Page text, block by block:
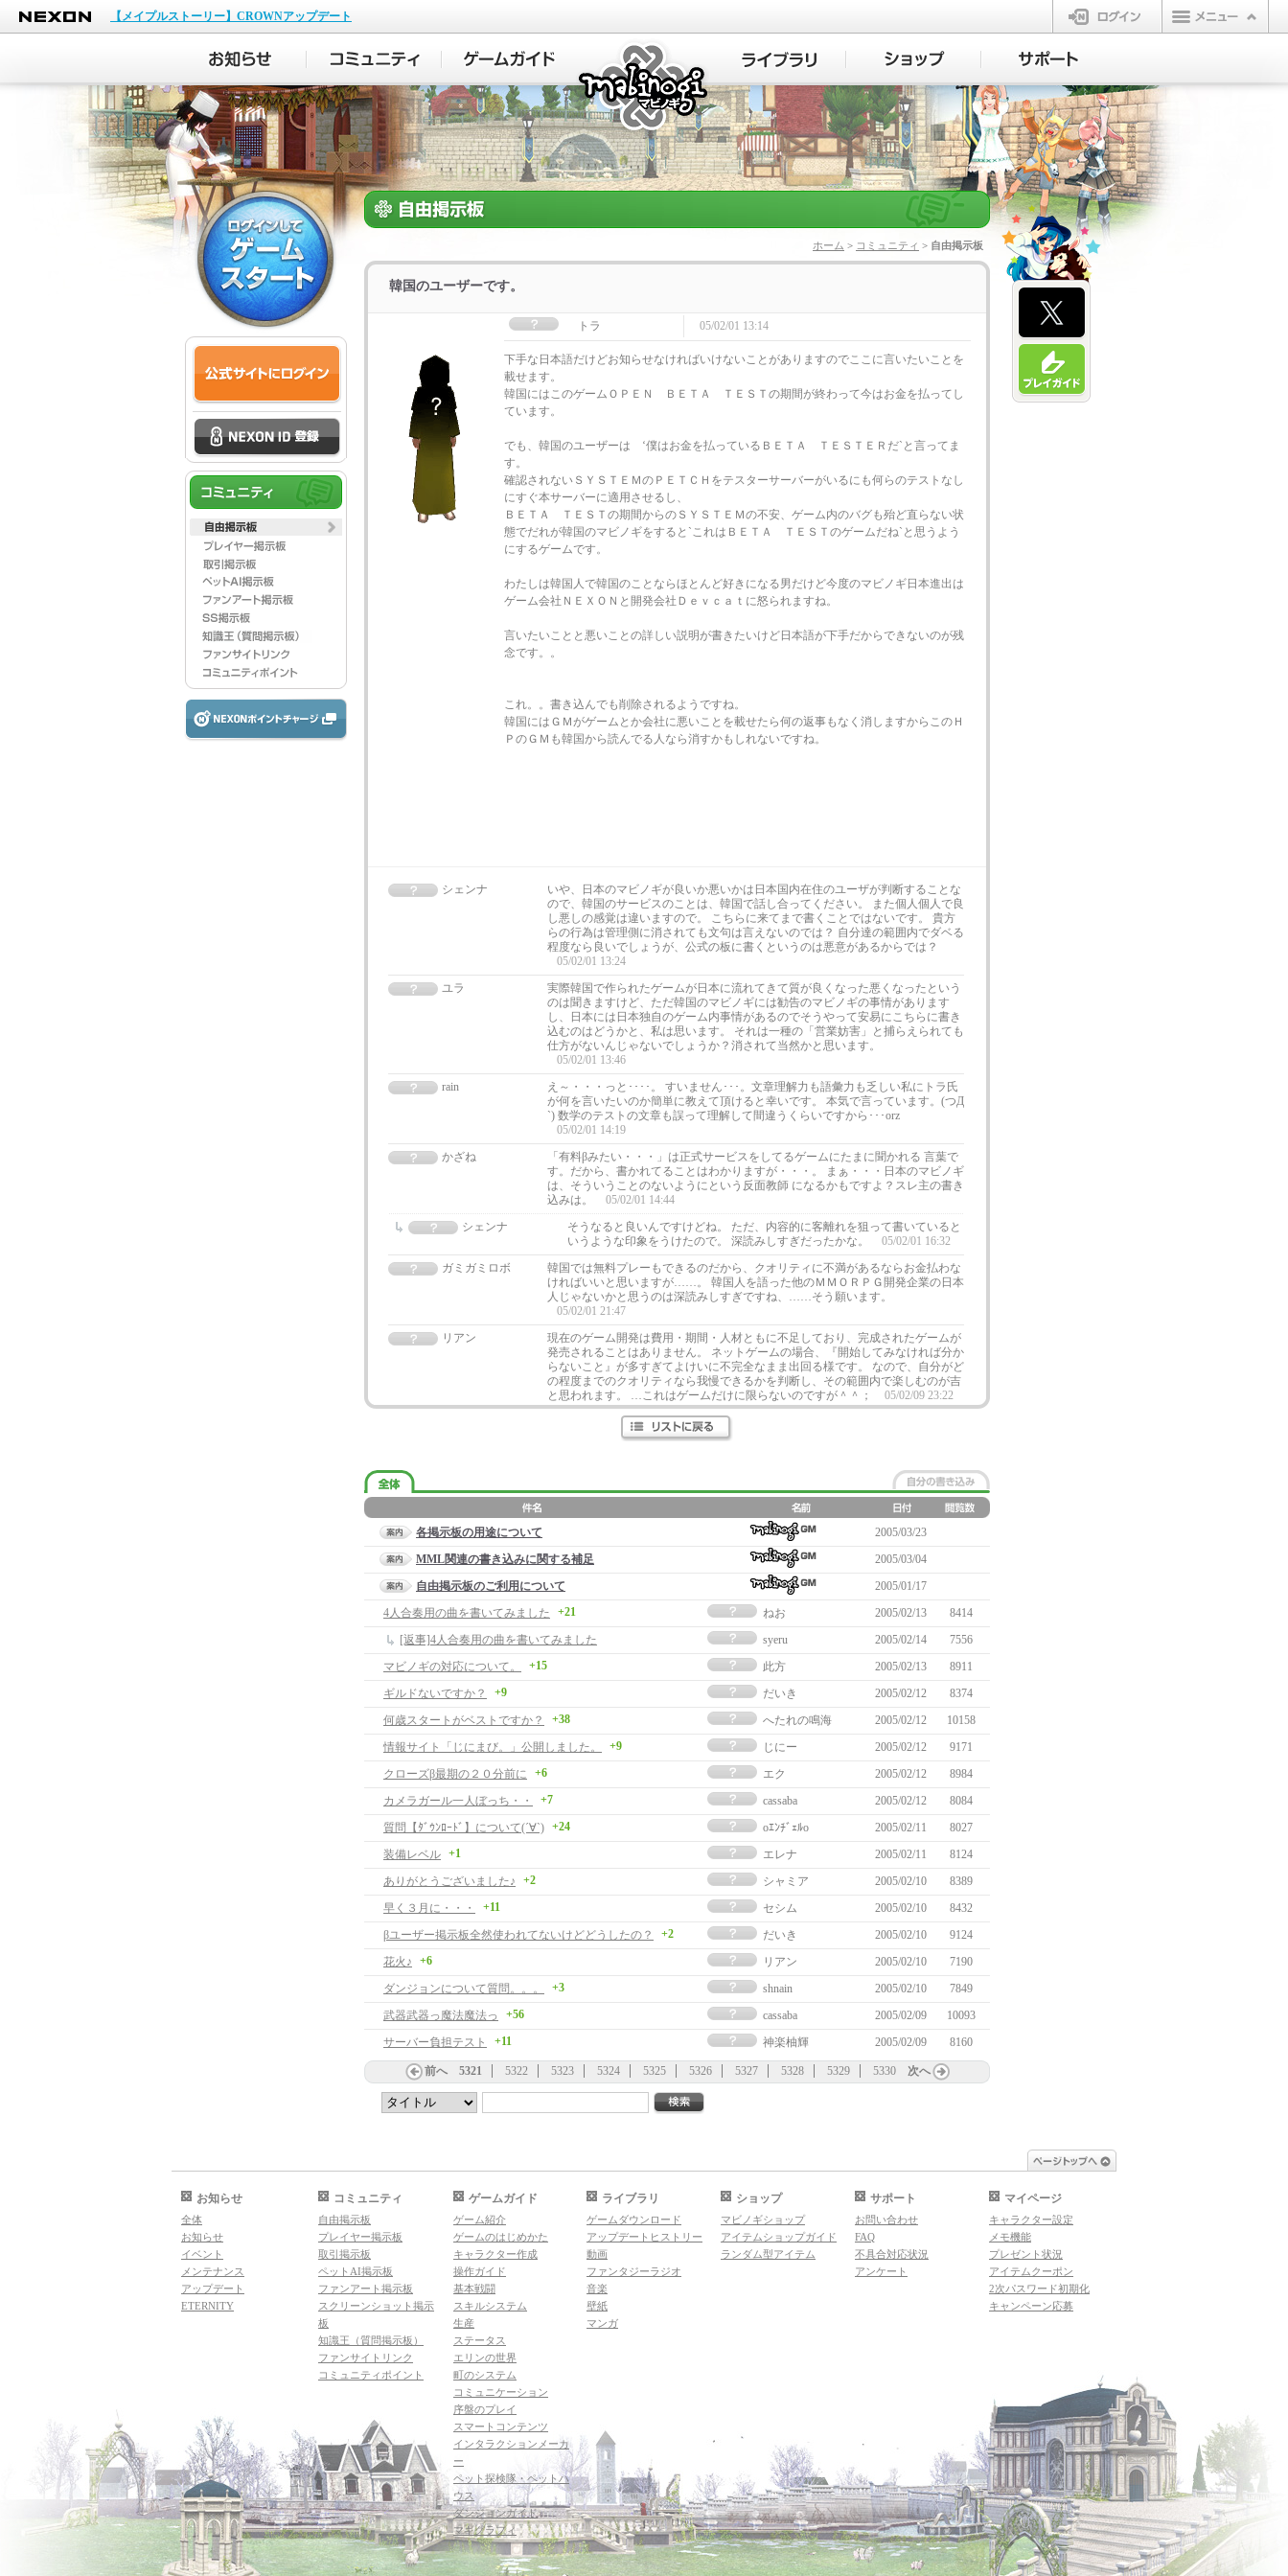
NEXON
【メイプルストーリー】CROWNアップデート
ログイン
マビノギ
ホーム > コミュニティ > 自由掲示板
韓国のユーザーです。
トラ 05/02/01 13:14
下手な日本語だけどお知らせなければいけないことがありますのでここに言いたいことを
載せます。
韓国にはこのゲームＯＰＥＮ ＢＥＴＡ ＴＥＳＴの期間が終わって今はお金を払ってし
ています。
でも、韓国のユーザーは ‘僕はお金を払っているＢＥＴＡ ＴＥＳＴＥＲだ`と言ってま
す。
確認されないＳＹＳＴＥＭのＰＥＴＣＨをテスターサーバーがいるにも何らのテストなし
にすぐ本サーバーに適用させるし、
ＢＥＴＡ ＴＥＳＴの期間からのＳＹＳＴＥＭの不安、ゲーム内のバグも殆ど直らない状
態でだれが韓国のマビノギをすると`これはＢＥＴＡ ＴＥＳＴのゲームだね`と思うよう
にするゲームです。
わたしは韓国人で韓国のことならほとんど好きになる男だけど今度のマビノギ日本進出は
ゲーム会社ＮＥＸＯＮと開発会社Ｄｅｖｃａｔに怒られますね。
言いたいことと悪いことの詳しい説明が書きたいけど日本語が下手だからできないのが残
念です。。
これ。。書き込んでも削除されるようですね。
韓国にはＧＭがゲームとか会社に悪いことを載せたら何の返事もなく消しますからこのＨ
ＰのＧＭも韓国から読んでる人なら消すかもしれないですね。
シェンナ
いや、日本のマビノギが良いか悪いかは日本国内在住のユーザが判断することな
ので、韓国のサービスのことは、韓国で話し合ってください。 また個人個人で良
し悪しの感覚は違いますので。 こちらに来てまで書くことではないです。 貴方
らの行為は管理側に消されても文句は言えないのでは？ 自分達の範囲内でダベる
程度なら良いでしょうが、公式の板に書くというのは悪意があるからでは？
05/02/01 13:24
ユラ
実際韓国で作られたゲームが日本に流れてきて質が良くなった悪くなったという
のは聞きますけど、ただ韓国のマビノギには勧告のマビノギの事情があります
し、日本には日本独自のゲーム内事情があるのでそうやって安易にこちらに書き
込むのはどうかと、私は思います。 それは一種の「営業妨害」と捕らえられても
仕方がないんじゃないでしょうか？消されて当然かと思います。
05/02/01 13:46
rain
え～・・・っと････。 すいません･･･。文章理解力も語彙力も乏しい私にトラ氏
が何を言いたいのか簡単に教えて頂けると幸いです。 本気で言っています。(つД
`) 数学のテストの文章も誤って理解して間違うくらいですから･･･orz
05/02/01 14:19
かざね
「有料βみたい・・・」は正式サービスをしてるゲームにたまに聞かれる 言葉で
す。だから、書かれてることはわかりますが・・・。 まぁ・・・日本のマビノギ
は、そういうことのないようにという反面教師 になるかもですよ？スレ主の書き
込みは。
05/02/01 14:44
シェンナ
そうなると良いんですけどね。 ただ、内容的に客離れを狙って書いていると
いうような印象をうけたので。 深読みしすぎだったかな。
05/02/01 16:32
ガミガミロボ
韓国では無料プレーもできるのだから、クオリティに不満があるならお金払わな
ければいいと思いますが……。 韓国人を語った他のＭＭＯＲＰＧ開発企業の日本
人じゃないかと思うのは深読みしすぎですね、……そう願います。
05/02/01 21:47
リアン
現在のゲーム開発は費用・期間・人材ともに不足しており、完成されたゲームが
発売されることはありません。 ネットゲームの場合、『開始してみなければ分か
らないこと』が多すぎてよけいに不完全なまま出回る様です。 なので、自分がど
の程度までのクオリティなら我慢できるかを判断し、その範囲内で楽しむのが吉
と思われます。 …これはゲームだけに限らないのですが＾＾；
05/02/09 23:22
各掲示板の用途について
2005/03/23
MML関連の書き込みに関する補足
2005/03/04
自由掲示板のご利用について
2005/01/17
4人合奏用の曲を書いてみました
+21 ねお 2005/02/13
8414
[返事]4人合奏用の曲を書いてみました
syeru 2005/02/14
7556
マビノギの対応について。
+15 此方 2005/02/13
8911
ギルドないですか？
+9 だいき 2005/02/12
8374
何歳スタートがベストですか？
+38 へたれの鳴海 2005/02/12
10158
情報サイト「じにまび。」公開しました。
+9 じにー 2005/02/12
9171
クローズβ最期の２０分前に
+6 エク 2005/02/12
8984
カメラガール一人ぼっち・・
+7 cassaba 2005/02/12
8084
質問【ﾀﾞｳﾝﾛｰﾄﾞ】について(´∀`) +24 oｴﾝﾁﾞｪﾙo 2005/02/11
8027
装備レベル +1 エレナ 2005/02/11
8124
ありがとうございました♪
+2 シャミア 2005/02/10
8389
早く３月に・・・
+11 セシム 2005/02/10
8432
βユーザー掲示板全然使われてないけどどうしたの？
+2 だいき 2005/02/10
9124
花火♪
+6 リアン 2005/02/10
7190
ダンジョンについて質問。。。
+3 shnain 2005/02/10
7849
武器武器っ魔法魔法っ
+56 cassaba 2005/02/09
10093
サーバー負担テスト
+11 神楽柚輝 2005/02/09 8160
前へ 5321 5322 5323 5324 5325 5326 5327 5328 5329 5330 次へ
お知らせ
全体
お知らせ
イベント
メンテナンス
アップデート
ETERNITY
コミュニティ
自由掲示板
プレイヤー掲示板
取引掲示板
ペットAI掲示板
ファンアート掲示板
スクリーンショット掲示
板
知識王（質問掲示板）
ファンサイトリンク
コミュニティポイント
ゲームガイド
ゲーム紹介
ゲームのはじめかた
キャラクター作成
操作ガイド
基本戦闘
スキルシステム
生産
ステータス
エリンの世界
町のシステム
コミュニケーション
序盤のプレイ
スマートコンテンツ
インタラクションメーカ
ー
ペット探検隊・ペットハ
ウス
ダンジョンガイド
マギグラフィ
ライブラリ
ゲームダウンロード
アップデートヒストリー
動画
ファンタジーラジオ
音楽
壁紙
マンガ
ショップ
マビノギショップ
アイテムショップガイド
ランダム型アイテム
サポート
お問い合わせ
FAQ
不具合対応状況
アンケート
マイページ
キャラクター設定
メモ機能
プレゼント状況
アイテムクーポン
2次パスワード初期化
キャンペーン応募